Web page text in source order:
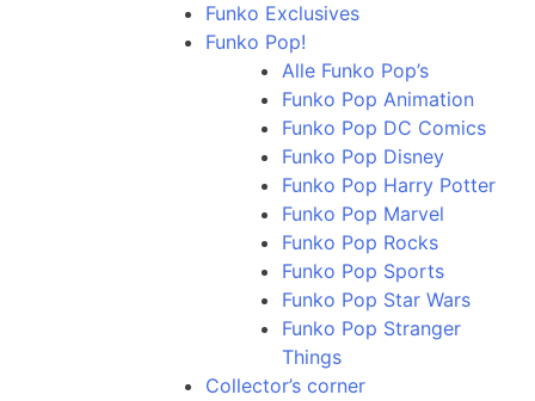
Funko Exclusives
Funko Pop!
Alle Funko Pop’s
Funko Pop Animation
Funko Pop DC Comics
Funko Pop Disney
Funko Pop Harry Potter
Funko Pop Marvel
Funko Pop Rocks
Funko Pop Sports
Funko Pop Star Wars
Funko Pop Stranger
Things
Collector’s corner